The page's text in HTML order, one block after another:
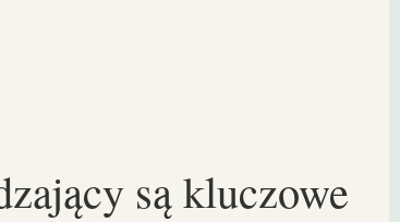
są kluczowe